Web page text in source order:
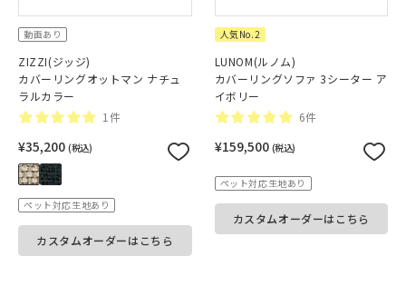
動画あり
ZIZZI(ジッジ)
カバーリングオットマン ナチュ
ラルカラー
1件
¥35,200 (税込)
ペット対応生地あり
カスタムオーダーはこちら
人気No.2
LUNOM(ルノム)
カバーリングソファ 3シーター ア
イボリー
6件
¥159,500 (税込)
ペット対応生地あり
カスタムオーダーはこちら